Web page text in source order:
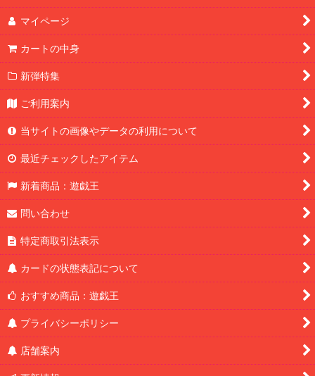
マイページ
カートの中身
新弾特集
ご利用案内
当サイトの画像やデータの利用について
最近チェックしたアイテム
新着商品：遊戯王
問い合わせ
特定商取引法表示
カードの状態表記について
おすすめ商品：遊戯王
プライバシーポリシー
店舗案内